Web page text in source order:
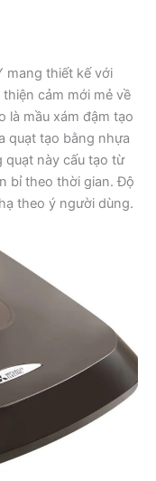
mang thiết kế với
cảm mới mẻ về
là mầu xám đậm tạo
quạt tạo bằng nhựa
này cấu tạo từ
bỉ theo thời gian. Độ
theo ý người dùng.